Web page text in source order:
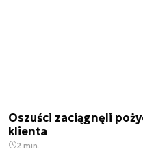
Oszuści zaciągnęli
klienta
2 min.